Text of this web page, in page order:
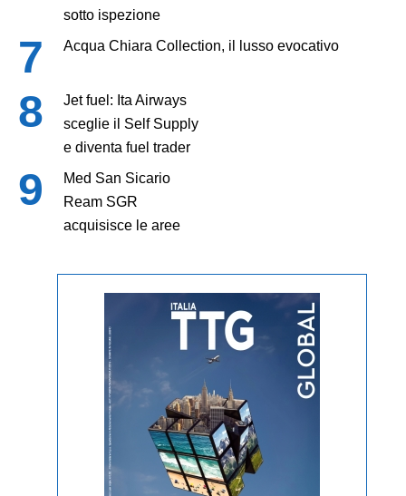
sotto ispezione
Acqua Chiara Collection, il lusso evocativo
Jet fuel: Ita Airways
sceglie il Self Supply
e diventa fuel trader
Med San Sicario
Ream SGR
acquisisce le aree